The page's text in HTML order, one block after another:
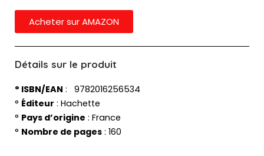
Acheter sur AMAZON
Détails sur le produit
° ISBN/EAN : ‎ ‎ 9782016256534
° Éditeur : ‎Hachette
° Pays d’origine : France
° Nombre de pages : 160